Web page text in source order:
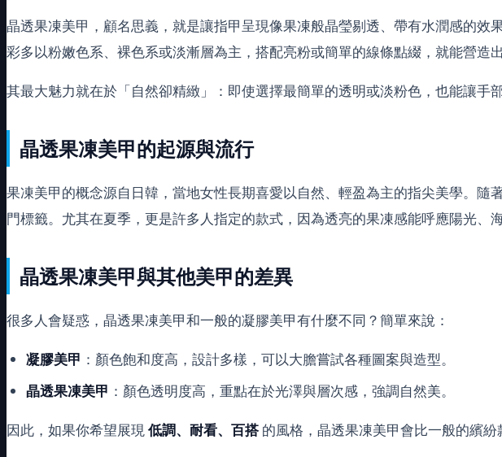
晶透果凍美甲，顧名思義，就是讓指甲呈現像果凍般晶瑩剔透、帶有水潤感的效
彩多以粉嫩色系、裸色系或淡漸層為主，搭配亮粉或簡單的線條點綴，就能營造
其最大魅力就在於「自然卻精緻」：即使選擇最簡單的透明或淡粉色，也能讓手
晶透果凍美甲的起源與流行
果凍美甲的概念源自日韓，當地女性長期喜愛以自然、輕盈為主的指尖美學。
門標籤。尤其在夏季，更是許多人指定的款式，因為透亮的果凍感能呼應陽光、
晶透果凍美甲與其他美甲的差異
很多人會疑惑，晶透果凍美甲和一般的凝膠美甲有什麼不同？簡單來說：
凝膠美甲 ：顏色飽和度高，設計多樣，可以大膽嘗試各種圖案與造型。
晶透果凍美甲 ：顏色透明度高，重點在於光澤與層次感，強調自然美。
因此，如果你希望展現 低調、耐看、百搭的風格，晶透果凍美甲會比一般的繽紛